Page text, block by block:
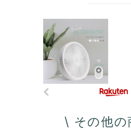
\ その他の